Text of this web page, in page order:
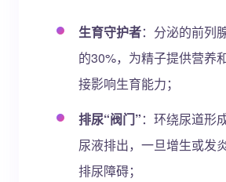
生育守护者：分泌的前列
的30%，为精子提供营养
接影响生育能力；
排尿“阀门”：环绕尿道形
尿液排出，一旦增生或发
排尿障碍；